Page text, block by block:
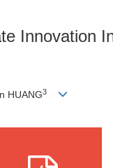
Innovation
HUANG3